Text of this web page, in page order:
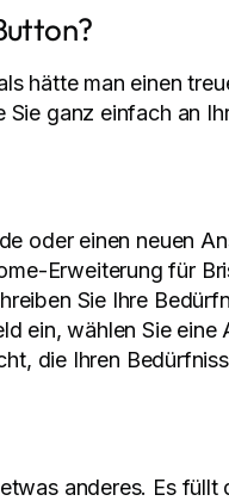
hätte man einen
Sie ganz einfach an
oder einen neuen
Erweiterung für
Sie Ihre
ein, wählen Sie
die Ihren
anderes. Es füllt